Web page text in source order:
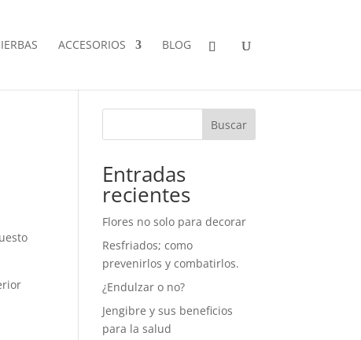
ACCESORIOS BLOG
Buscar
Entradas
recientes
Flores no solo para decorar
Resfriados; como
prevenirlos y combatirlos.
¿Endulzar o no?
Jengibre y sus beneficios
para la salud